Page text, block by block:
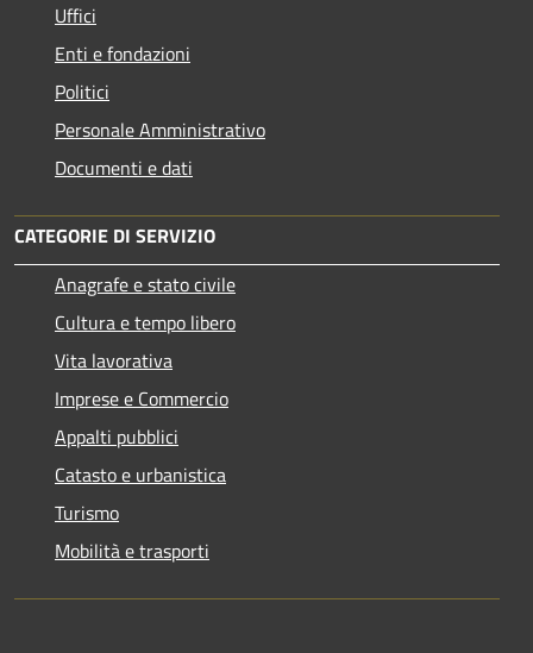
Uffici
Enti e fondazioni
Politici
Personale Amministrativo
Documenti e dati
CATEGORIE DI SERVIZIO
Anagrafe e stato civile
Cultura e tempo libero
Vita lavorativa
Imprese e Commercio
Appalti pubblici
Catasto e urbanistica
Turismo
Mobilità e trasporti